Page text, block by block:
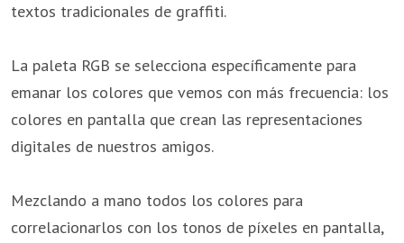
textos tradicionales de graffiti.
La paleta RGB se selecciona específicamente para
emanar los colores que vemos con más frecuencia: los
colores en pantalla que crean las representaciones
digitales de nuestros amigos.
Mezclando a mano todos los colores para
correlacionarlos con los tonos de píxeles en pantalla,